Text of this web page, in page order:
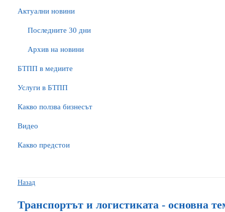
Актуални новини
Последните 30 дни
Архив на новини
БTПП в медиите
Услуги в БТПП
Какво ползва бизнесът
Видео
Какво предстои
Назад
Транспортът и логистиката - основна